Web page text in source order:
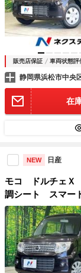
販売店保証 車両状態評
静岡県浜松市中央
在
NEW 日産
モコ ドルチェ
調シート スマー
チアルミ オート
生 フルセグ ドア